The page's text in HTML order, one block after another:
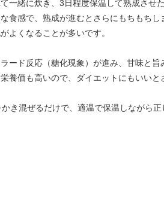
一緒に炊き、3日程度保温して熟成させ
食感で、熟成が進むとさらにもちもちし
よくなることが多いです。
ード反応（糖化現象）が進み、甘味と旨
養価も高いので、ダイエットにもいいと
き混ぜるだけで、適温で保温しながら正